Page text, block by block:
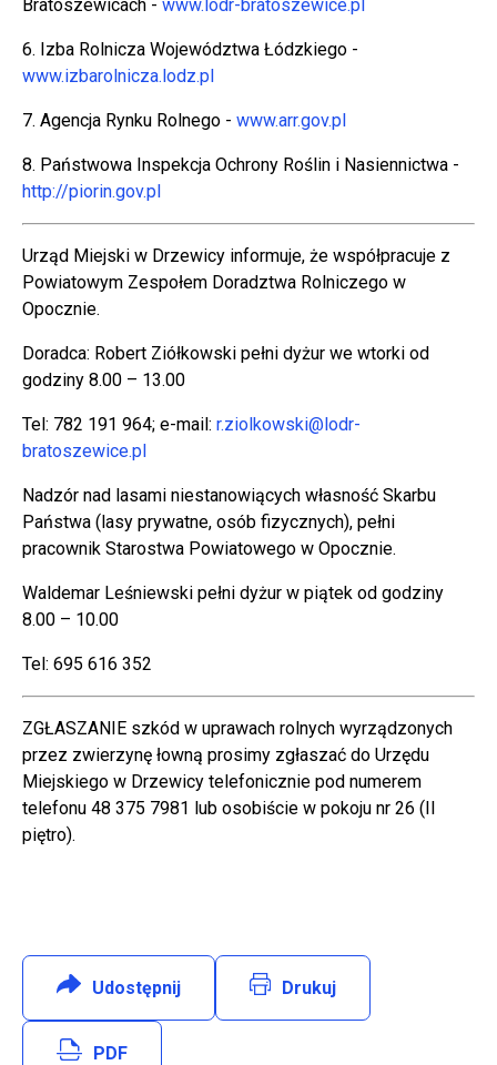
Bratoszewicach - www.lodr-bratoszewice.pl
6. Izba Rolnicza Województwa Łódzkiego -
www.izbarolnicza.lodz.pl
7. Agencja Rynku Rolnego - www.arr.gov.pl
8. Państwowa Inspekcja Ochrony Roślin i Nasiennictwa -
http://piorin.gov.pl
Urząd Miejski w Drzewicy informuje, że współpracuje z
Powiatowym Zespołem Doradztwa Rolniczego w
Opocznie.
Doradca: Robert Ziółkowski pełni dyżur we wtorki od
godziny 8.00 – 13.00
Tel: 782 191 964; e-mail: r.ziolkowski@lodr-
bratoszewice.pl
Nadzór nad lasami niestanowiących własność Skarbu
Państwa (lasy prywatne, osób fizycznych), pełni
pracownik Starostwa Powiatowego w Opocznie.
Waldemar Leśniewski pełni dyżur w piątek od godziny
8.00 – 10.00
Tel: 695 616 352
ZGŁASZANIE szkód w uprawach rolnych wyrządzonych
przez zwierzynę łowną prosimy zgłaszać do Urzędu
Miejskiego w Drzewicy telefonicznie pod numerem
telefonu 48 375 7981 lub osobiście w pokoju nr 26 (II
piętro).
Udostępnij: Facebook Drukuj
Will open in new tab
PDF